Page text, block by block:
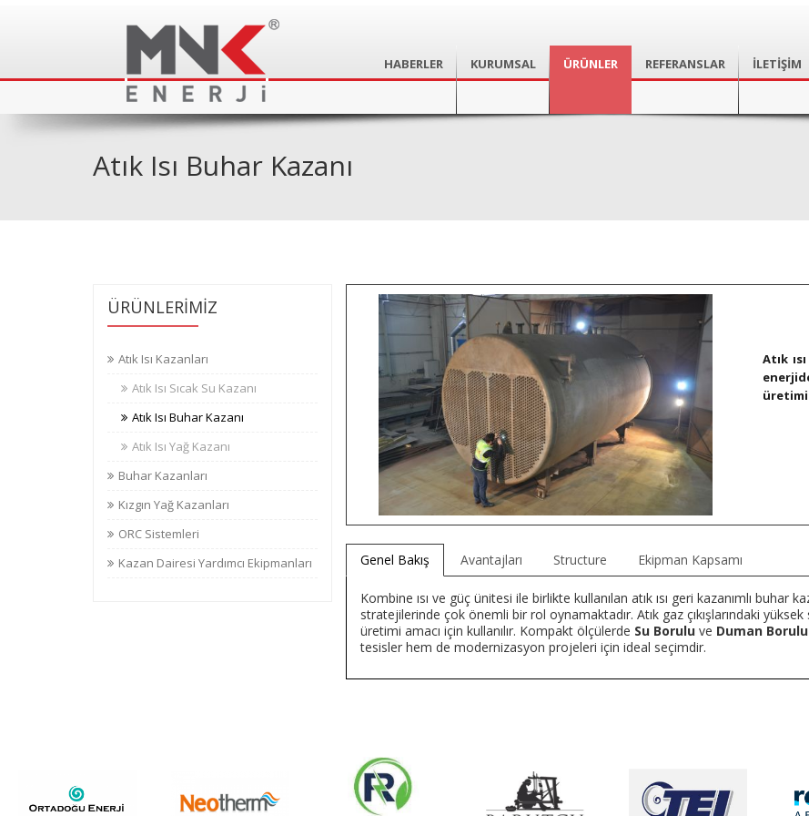
HABERLER KURUMSAL ÜRÜNLER REFERANSLAR İLETİŞİM
Atık Isı Buhar Kazanı
ÜRÜNLERİMİZ
Atık Isı Kazanları
Atık Isı Sıcak Su Kazanı
Atık Isı Buhar Kazanı
Atık Isı Yağ Kazanı
Buhar Kazanları
Kızgın Yağ Kazanları
ORC Sistemleri
Kazan Dairesi Yardımcı Ekipmanları
Atık
Genel Bakış Avantajları Structure Ekipman Kapsamı
Kombine ısı ve güç ünitesi ile birlikte kullanılan atık ısı geri kazanımlı buhar
stratejilerinde çok önemli bir rol oynamaktadır. Atık gaz çıkışlarındaki yüksek
üretimi amacı için kullanılır. Kompakt ölçülerde Su Boruluve Duman Borulu
tesisler hem de modernizasyon projeleri için ideal seçimdir.